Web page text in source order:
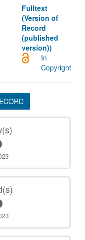
Fulltext
(Version of
Record
(published
version))
In
Copyright